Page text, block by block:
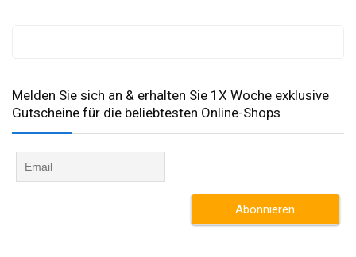
Melden Sie sich an & erhalten Sie 1X Woche exklusive
Gutscheine für die beliebtesten Online-Shops​